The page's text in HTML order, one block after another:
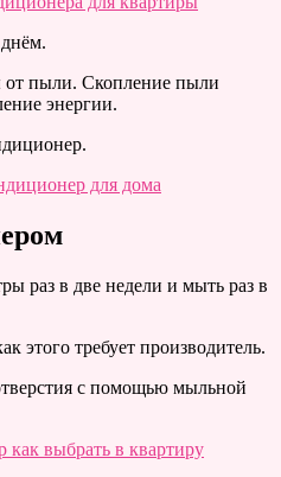
от пыли. Скопление пыли
энергии.
раз в две недели и мыть раз в
этого требует производитель.
с помощью мыльной